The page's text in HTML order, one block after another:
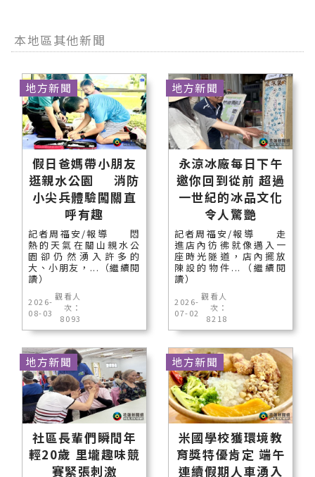
本地區其他新聞
假日爸媽帶小朋友
逛親水公園 消防
小尖兵體驗闖關直
呼有趣
記者周福安/報導 悶
熱的天氣在關山親水公
園卻仍然湧入許多的
大、小朋友，...（繼續閱
讀）
2026-
08-03
觀看人
次：
8093
地方新聞
永涼冰廠每日下午
邀你回到從前 超過
一世紀的冰品文化
令人驚艷
記者周福安/報導 走
進店內彷彿就像邁入一
座時光隧道，店內擺放
陳設的物件...（繼續閱
讀）
2026-
07-02
觀看人
次：
8218
地方新聞
社區長輩們瞬間年
輕20歲 里壠趣味競
賽緊張刺激
地方新聞
米國學校獲環境教
育獎特優肯定 端午
連續假期人車湧入
地方新聞